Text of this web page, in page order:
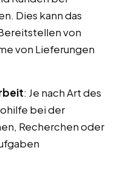
Dies kann das
von
von Lieferungen
: Je nach Art des
bei der
Recherchen oder